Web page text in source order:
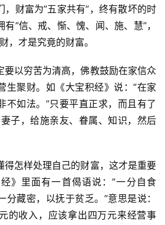
，财富为”五家共有”，终有散坏的时
”信、戒、惭、愧、闻、施、慧”，
，才是究竟的财富。
要以穷苦为清高，佛教鼓励在家信众
生聚财。如《大宝积经》说：”在家
不如法。”只要平直正求，而且有了
子，给施亲友、眷属、知识，然后
得怎样处理自己的财富，这才是重要
》里面有一首偈语说：”一分自食
分藏密，以抚于贫乏。”意思是说：
的收入，应该拿出四万元来经营事